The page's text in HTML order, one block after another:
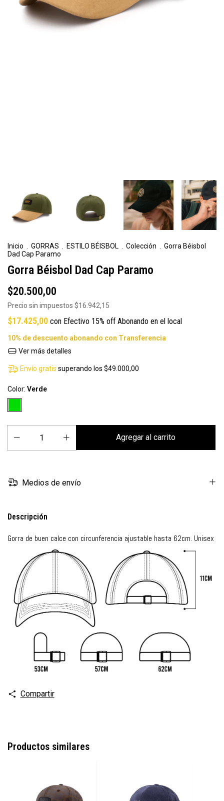
Inicio GORRAS ESTILO BÉISBOL Colección
Gorra Béisbol
Dad Cap Paramo
Gorra Béisbol Dad Cap Paramo
$20.500,00
Precio sin impuestos $16.942,15
$17.425,00 con Efectivo 15% off Abonando en el local
Ver más detalles
Envío gratis superando los$49.000,00
Color: Verde
Medios de envío
Descripción
Gorra de buen calce con circunferencia ajustable hasta 62cm. Unisex
Compartir
Productos similares